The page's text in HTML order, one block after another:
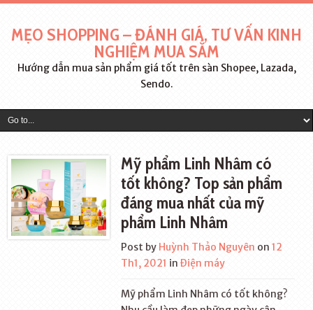
MẸO SHOPPING – ĐÁNH GIÁ, TƯ VẤN KINH
NGHIỆM MUA SẮM
Hướng dẫn mua sản phẩm giá tốt trên sàn Shopee, Lazada,
Sendo.
Mỹ phẩm Linh Nhâm có
tốt không? Top sản phẩm
đáng mua nhất của mỹ
phẩm Linh Nhâm
Post by Huỳnh Thảo Nguyên on12
Th1, 2021 inĐiện máy
Mỹ phẩm Linh Nhâm có tốt không?